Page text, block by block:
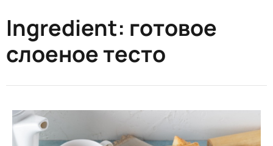
Ingredient: готовое
слоеное тесто